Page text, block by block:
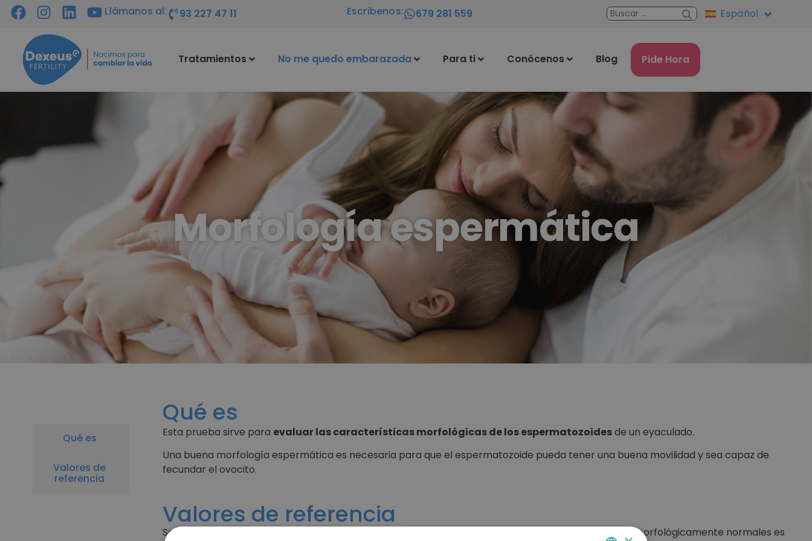
Llámanos al: 93 227 47 11 Escríbenos: 679 281 559 Español
Tratamientos No me quedo embarazada Para ti Conócenos Blog Pide Hora
Morfología espermática
Qué es
Valores de
referencia
Qué es
Esta prueba sirve para evaluar las características morfológicas de los espermatozoidesde un eyaculado.
Una buena morfología espermática es necesaria para que el espermatozoide pueda tener una buena movilidad y sea capaz de
fecundar el ovocito.
Valores de referencia
Se considera que una muestra presenta teratozoospermia cuando el número de espermatozoides morfológicamente normales es